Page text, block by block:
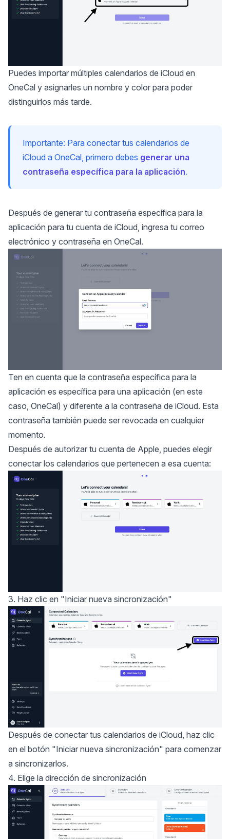
Puedes importar múltiples calendarios de iCloud en
OneCal y asignarles un nombre y color para poder
distinguirlos más tarde.
Importante: Para conectar tus calendarios de
iCloud a OneCal, primero debes generar una
contraseña específica para la aplicación.
Después de generar tu contraseña específica para la
aplicación para tu cuenta de iCloud, ingresa tu correo
electrónico y contraseña en OneCal.
Ten en cuenta que la contraseña específica para la
aplicación es específica para una aplicación (en este
caso, OneCal) y diferente a la contraseña de iCloud. Esta
contraseña también puede ser revocada en cualquier
momento.
Después de autorizar tu cuenta de Apple, puedes elegir
conectar los calendarios que pertenecen a esa cuenta:
3. Haz clic en "Iniciar nueva sincronización"
Después de conectar tus calendarios de iCloud, haz clic
en el botón "Iniciar nueva sincronización" para comenzar
a sincronizarlos.
4. Elige la dirección de sincronización